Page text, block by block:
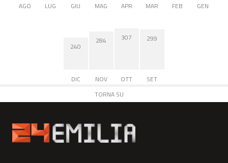
AGO
LUG GIU MAG APR MAR FEB GEN
240
DIC
284
NOV
307
OTT
299
SET
TORNA SU